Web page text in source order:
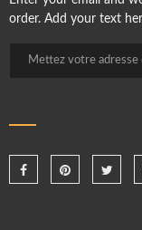
order. Add your text